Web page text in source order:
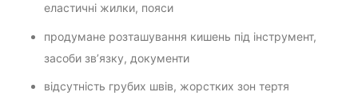
еластичні жилки, пояси
продумане розташування кишень під інструмент,
засоби зв’язку, документи
відсутність грубих швів, жорстких зон тертя